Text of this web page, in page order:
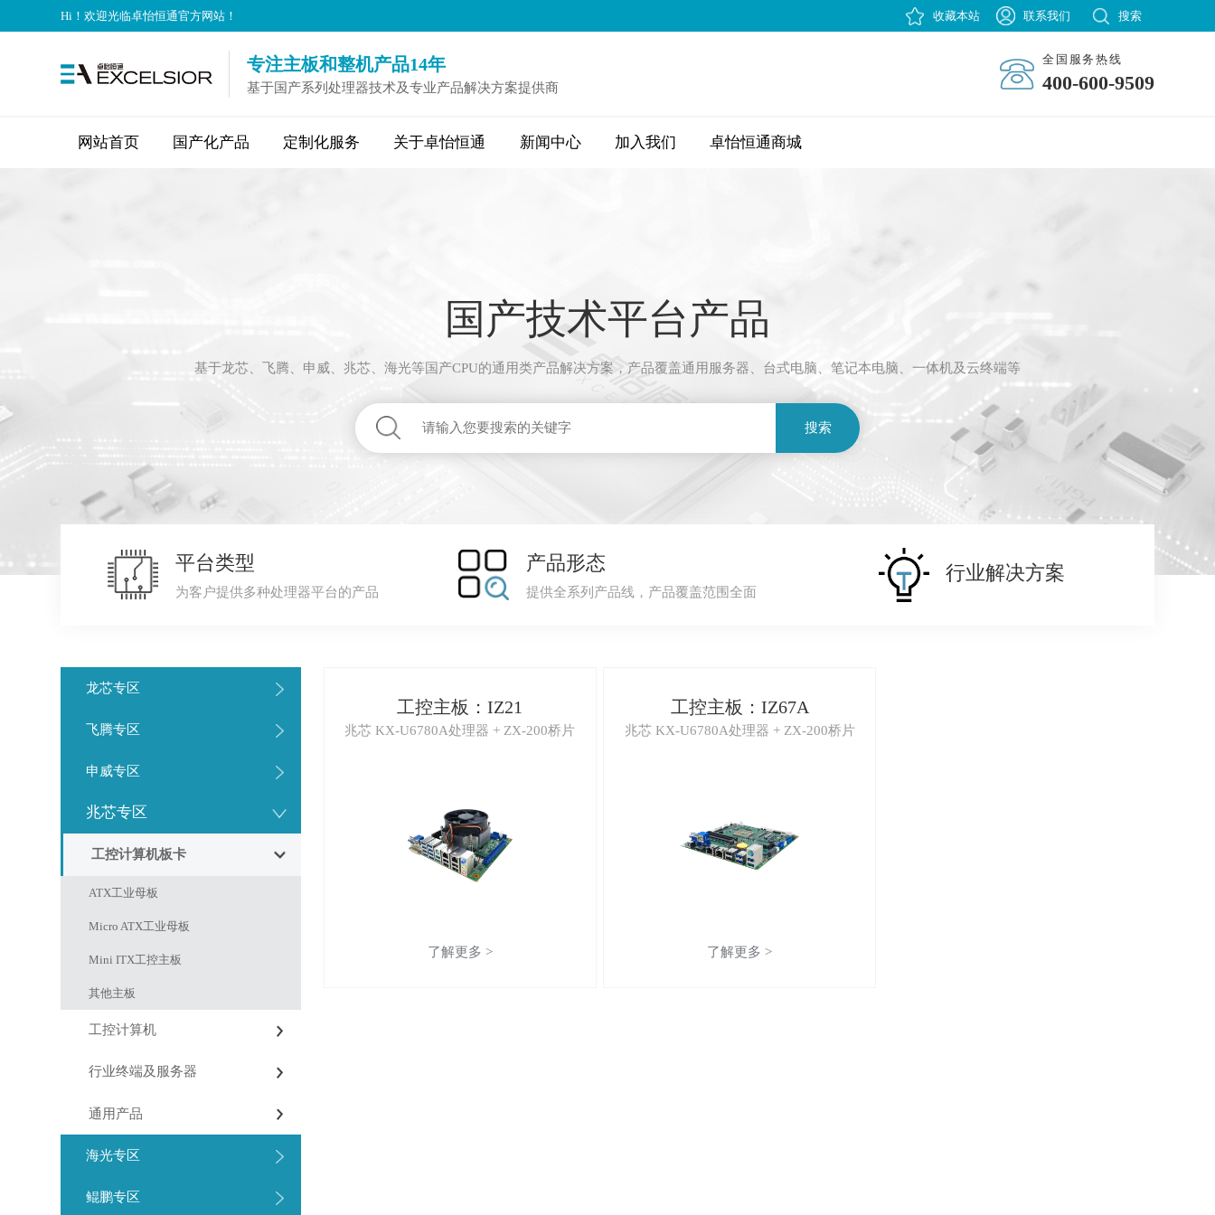
Hi！欢迎光临卓怡恒通官方网站！ 收藏本站 联系我们 搜索
专注主板和整机产品14年
基于国产系列处理器技术及专业产品解决方案提供商
全国服务热线
400-600-9509
网站首页 国产化产品 定制化服务 关于卓怡恒通 新闻中心 加入我们 卓怡恒通商城
国产技术平台产品
基于龙芯、飞腾、申威、兆芯、海光等国产CPU的通用类产品解决方案，产品覆盖通用服务器、台式电脑、笔记本电脑、一体机及云终端等
搜索
平台类型
为客户提供多种处理器平台的产品
产品形态
提供全系列产品线，产品覆盖范围全面
行业解决方案
龙芯专区
飞腾专区
申威专区
兆芯专区
工控计算机板卡
ATX工业母板
Micro ATX工业母板
Mini ITX工控主板
其他主板
工控计算机
行业终端及服务器
通用产品
海光专区
鲲鹏专区
工控主板：IZ21
兆芯 KX-U6780A处理器 + ZX-200桥片
了解更多 >
工控主板：IZ67A
兆芯 KX-U6780A处理器 + ZX-200桥片
了解更多 >